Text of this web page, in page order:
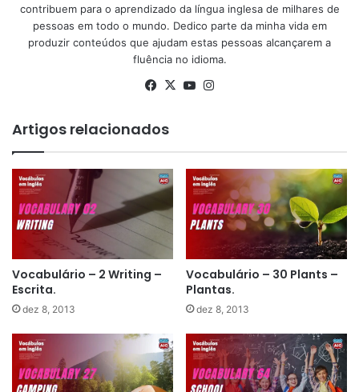
contribuem para o aprendizado da língua inglesa de milhares de
pessoas em todo o mundo. Dedico parte da minha vida em
produzir conteúdos que ajudam estas pessoas alcançarem a
fluência no idioma.
Facebook
X YouTube
Artigos relacionados
Vocabulário – 2 Writing –
Escrita.
dez 8, 2013
Vocabulário – 30 Plants –
Plantas.
dez 8, 2013